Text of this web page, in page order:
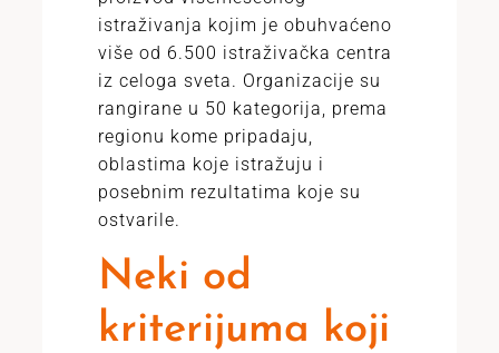
istraživanja kojim je obuhvaćeno
više od 6.500 istraživačka centra
iz celoga sveta. Organizacije su
rangirane u 50 kategorija, prema
regionu kome pripadaju,
oblastima koje istražuju i
posebnim rezultatima koje su
ostvarile.
Neki od
kriterijuma koji